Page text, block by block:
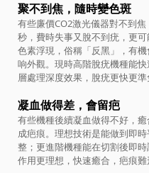
聚不到焦，隨時變色斑
有些廉價CO2激光儀器對不到
秒，費時失事又脫不到疣，更
色素浮現，俗稱「反黑」，有
响外觀。現時高階脫疣機種能
層處理深度效果，脫疣更快更準
凝血做得差，會留疤
有些機種後續凝血做得不好，
成疤痕。理想技術是能做到即
整；更進階機種能在切割後即
作用更理想，快速癒合，疤痕難